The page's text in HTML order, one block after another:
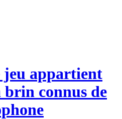
jeu appartient
brin connus de